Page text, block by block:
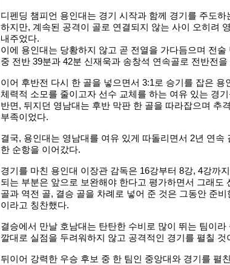
디펜딩 챔피언 용인대는 경기 시작과 함께 경기를 주도하
하지만, 계속된 공격이 골로 연결되지 않는 사이 오히려
내주었다.
이에 용인대는 당황하지 않고 곧 전열을 가다듬으며 전술
중 전반 39분과 42분 신재욱과 송창석 연속골로 전반전을
이어 후반전 다시 한 골을 넣으면서 3:1로 승기를 잡은 용
체력적 소모를 줄이고자 선수 교체를 하는 여유 있는 경
반면, 뒤지던 영남대는 후반 막판 한 골을 따라잡으며 추
부족이었다.
결국, 용인대는 영남대를 여유 있게 따돌리면서 2년 연속
한 순항을 이어갔다.
경기를 마친 용인대 이장관 감독은 16강부터 8강, 4강까
되는 부분은 앞으로 보완해야 한다고 평가하면서 그래도
골과 역전 골, 결승 골을 차례로 넣어 준 것은 그동안 준
이라고 칭찬했다.
결승에서 만날 호남대는 탄탄한 수비로 많이 뛰는 팀이
깔대로 실점을 두려워하지 않고 공격적인 경기를 펼칠 것
뒤이어 강력한 우승 후보 중 한 팀인 중앙대와 경기를 펼